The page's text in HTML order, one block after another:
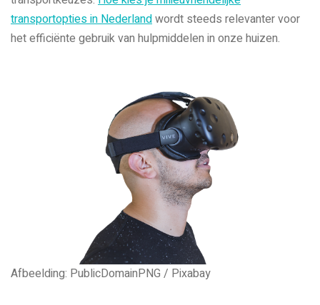
transportopties in Nederlandwordt steeds relevanter voor
het efficiënte gebruik van hulpmiddelen in onze huizen.
Afbeelding: PublicDomainPNG / Pixabay